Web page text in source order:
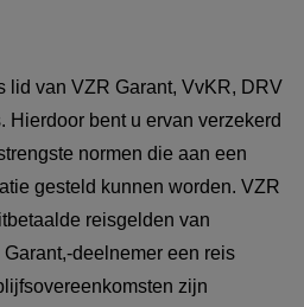
lid van VZR Garant, VvKR, DRV
Hierdoor bent u ervan verzekerd
normen die aan een
gesteld kunnen worden. VZR
reisgelden van
deelnemer een reis
zijn